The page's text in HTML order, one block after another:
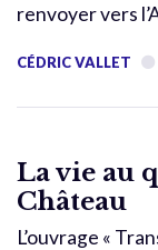
renvoyer vers
CÉDRIC VALLET
La vie au
Château
L’ouvrage «